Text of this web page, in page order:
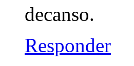
decanso.
Responder